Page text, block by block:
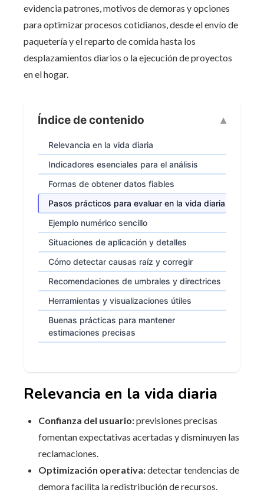
evidencia patrones, motivos de demoras y opciones
para optimizar procesos cotidianos, desde el envío de
paquetería y el reparto de comida hasta los
desplazamientos diarios o la ejecución de proyectos
en el hogar.
Índice de contenido
Relevancia en la vida diaria
Indicadores esenciales para el análisis
Formas de obtener datos fiables
Pasos prácticos para evaluar en la vida diaria
Ejemplo numérico sencillo
Situaciones de aplicación y detalles
Cómo detectar causas raíz y corregir
Recomendaciones de umbrales y directrices
Herramientas y visualizaciones útiles
Buenas prácticas para mantener
estimaciones precisas
Relevancia en la vida diaria
Confianza del usuario:previsiones precisas
fomentan expectativas acertadas y disminuyen las
reclamaciones.
Optimización operativa:detectar tendencias de
demora facilita la redistribución de recursos.